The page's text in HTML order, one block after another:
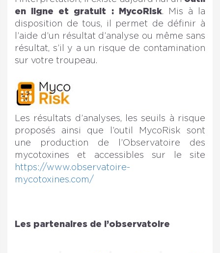
en ligne et gratuit : MycoRisk. Mis à la
disposition de tous, il permet de définir à
l’aide d’un résultat d’analyse ou même sans
résultat, s’il y a un risque de contamination
sur votre troupeau.
Les résultats d’analyses, les seuils à risque
proposés ainsi que l’outil MycoRisk sont
une production de l’Observatoire des
mycotoxines et accessibles sur le site
https://www.observatoire-
mycotoxines.com/
Les partenaires de l’observatoire